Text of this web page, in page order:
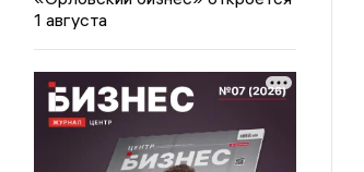
1 августа